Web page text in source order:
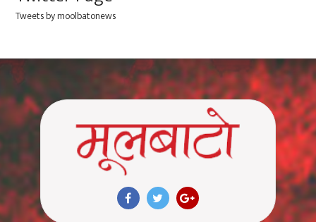
Tweets by moolbatonews